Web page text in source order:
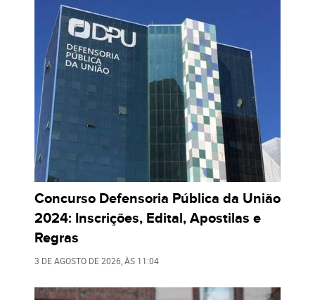
Concurso Defensoria Pública da União
2024: Inscrições, Edital, Apostilas e
Regras
3 DE AGOSTO DE 2026 , ÀS 11:04